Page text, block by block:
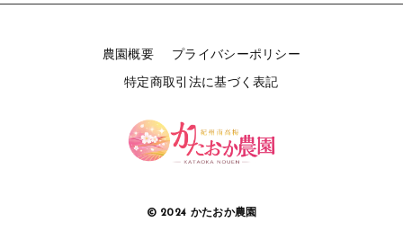
農園概要
プライバシーポリシー
特定商取引法に基づく表記
© 2024 かたおか農園